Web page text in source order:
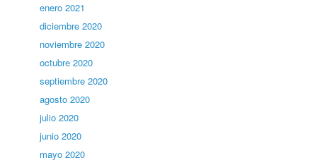
enero 2021
diciembre 2020
noviembre 2020
octubre 2020
septiembre 2020
agosto 2020
julio 2020
junio 2020
mayo 2020